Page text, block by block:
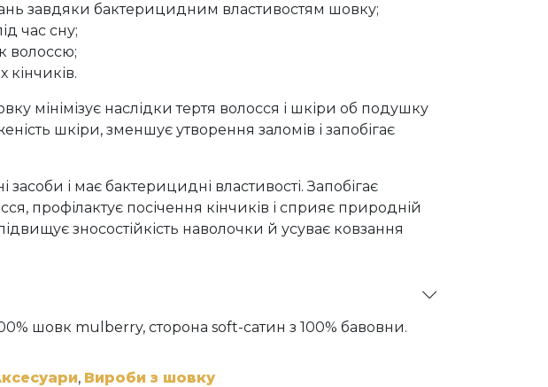
завдяки бактерицидним властивостям шовку;
час сну;
волоссю;
кінчиків.
мінімізує наслідки тертя волосся і шкіри об подушку
шкіри, зменшує утворення заломів і запобігає
і має бактерицидні властивості. Запобігає
профілактує посічення кінчиків і сприяє природній
зносостійкість наволочки й усуває ковзання
шовк mulberry, сторона soft-сатин з 100% бавовни.
, Вироби з шовку